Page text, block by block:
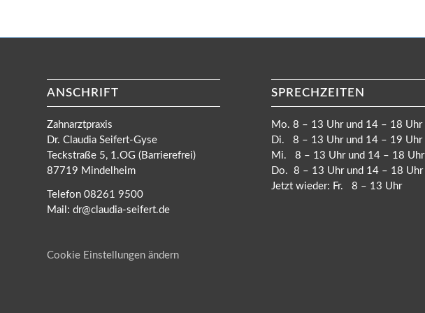
ANSCHRIFT
Zahnarztpraxis
Dr. Claudia Seifert-Gyse
Teckstraße 5, 1.OG (Barrierefrei)
87719 Mindelheim
Telefon 08261 9500
Mail: dr@claudia-seifert.de
Cookie Einstellungen ändern
SPRECHZEITEN
Mo. 8 – 13 Uhr und 14 – 18 Uhr
Di. 8 – 13 Uhr und 14 – 19 Uhr
Mi. 8 – 13 Uhr und 14 – 18 Uhr
Do. 8 – 13 Uhr und 14 – 18 Uhr
Jetzt wieder: Fr. 8 – 13 Uhr